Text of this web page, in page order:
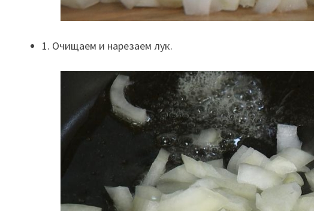
1. Очищаем и нарезаем лук.